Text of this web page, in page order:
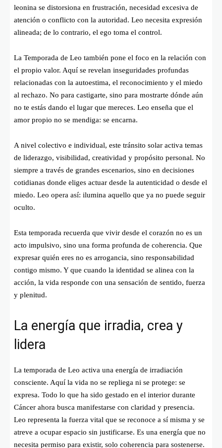
leonina se distorsiona en frustración, necesidad excesiva de
atención o conflicto con la autoridad. Leo necesita expresión
alineada; de lo contrario, el ego toma el control.
La Temporada de Leo también pone el foco en la relación con
el propio valor. Aquí se revelan inseguridades profundas
relacionadas con la autoestima, el reconocimiento y el miedo
al rechazo. No para castigarte, sino para mostrarte dónde aún
no te estás dando el lugar que mereces. Leo enseña que el
amor propio no se mendiga: se encarna.
A nivel colectivo e individual, este tránsito solar activa temas
de liderazgo, visibilidad, creatividad y propósito personal. No
siempre a través de grandes escenarios, sino en decisiones
cotidianas donde eliges actuar desde la autenticidad o desde el
miedo. Leo opera así: ilumina aquello que ya no puede seguir
oculto.
Esta temporada recuerda que vivir desde el corazón no es un
acto impulsivo, sino una forma profunda de coherencia. Que
expresar quién eres no es arrogancia, sino responsabilidad
contigo mismo. Y que cuando la identidad se alinea con la
acción, la vida responde con una sensación de sentido, fuerza
y plenitud.
La energía que irradia, crea y
lidera
La temporada de Leo activa una energía de irradiación
consciente. Aquí la vida no se repliega ni se protege: se
expresa. Todo lo que ha sido gestado en el interior durante
Cáncer ahora busca manifestarse con claridad y presencia.
Leo representa la fuerza vital que se reconoce a sí misma y se
atreve a ocupar espacio sin justificarse. Es una energía que no
necesita permiso para existir, solo coherencia para sostenerse.